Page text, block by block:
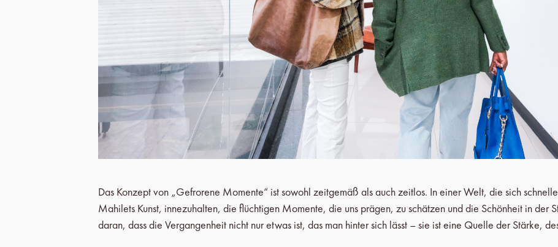
Das Konzept von „Gefrorene Momente“ ist sowohl zeitgemäß als auch zeitlos. In einer Welt, die sich
Mahilets Kunst, innezuhalten, die flüchtigen Momente, die uns prägen, zu schätzen und die Schönheit in der
daran, dass die Vergangenheit nicht nur etwas ist, das man hinter sich lässt – sie ist eine Quelle der Stärke,